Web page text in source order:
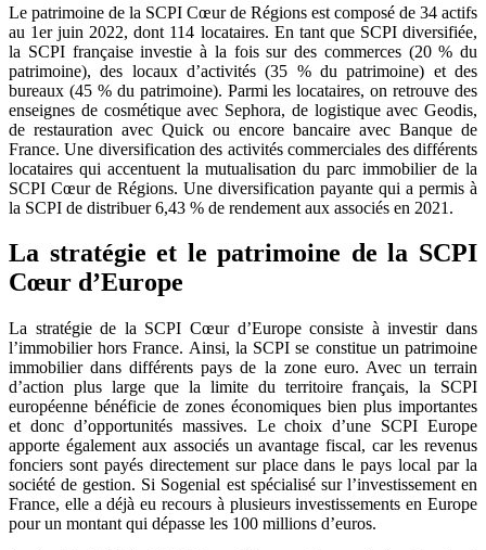
Le patrimoine de la SCPI Cœur de Régions est composé de 34 actifs
au 1er juin 2022, dont 114 locataires. En tant que SCPI diversifiée,
la SCPI française investie à la fois sur des commerces (20 % du
patrimoine), des locaux d’activités (35 % du patrimoine) et des
bureaux (45 % du patrimoine). Parmi les locataires, on retrouve des
enseignes de cosmétique avec Sephora, de logistique avec Geodis,
de restauration avec Quick ou encore bancaire avec Banque de
France. Une diversification des activités commerciales des différents
locataires qui accentuent la mutualisation du parc immobilier de la
SCPI Cœur de Régions. Une diversification payante qui a permis à
la SCPI de distribuer 6,43 % de rendement aux associés en 2021.
La stratégie et le patrimoine de la SCPI
Cœur d’Europe
La stratégie de la SCPI Cœur d’Europe consiste à investir dans
l’immobilier hors France. Ainsi, la SCPI se constitue un patrimoine
immobilier dans différents pays de la zone euro. Avec un terrain
d’action plus large que la limite du territoire français, la SCPI
européenne bénéficie de zones économiques bien plus importantes
et donc d’opportunités massives. Le choix d’une SCPI Europe
apporte également aux associés un avantage fiscal, car les revenus
fonciers sont payés directement sur place dans le pays local par la
société de gestion. Si Sogenial est spécialisé sur l’investissement en
France, elle a déjà eu recours à plusieurs investissements en Europe
pour un montant qui dépasse les 100 millions d’euros.